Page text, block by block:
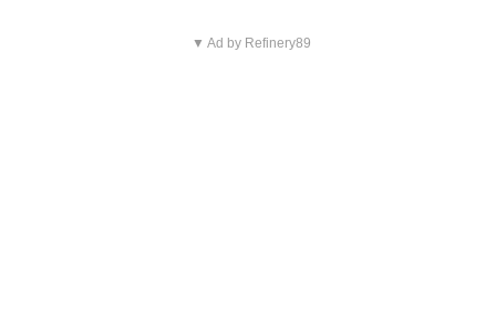
▼ Ad by Refinery89